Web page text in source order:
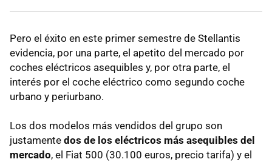
Pero el éxito en este primer semestre de Stellantis
evidencia, por una parte, el apetito del mercado por
coches eléctricos asequibles y, por otra parte, el
interés por el coche eléctrico como segundo coche
urbano y periurbano.
Los dos modelos más vendidos del grupo son
justamente dos de los eléctricos más asequibles del
mercado, el Fiat 500 (30.100 euros, precio tarifa) y el